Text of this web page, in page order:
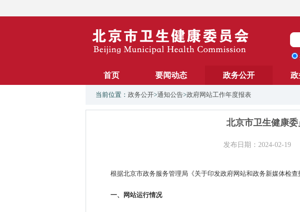
首页 要闻动态 政务公开 政
当前位置： 政务公开>通知公告>政府网站工作年度报表
北京市卫生健康
发布日期：2024-02-19
根据北京市政务服务管理局《关于印发政府网站和政务新媒体检
一、网站运行情况